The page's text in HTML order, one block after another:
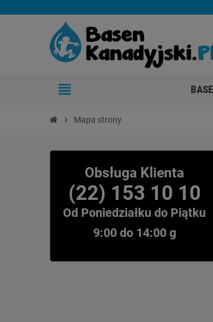
view_headline
chevron_right Mapa strony
Obsługa Klienta
(22) 153 10 10
Od Poniedziałku do Piątku
9:00 do 14:00 g